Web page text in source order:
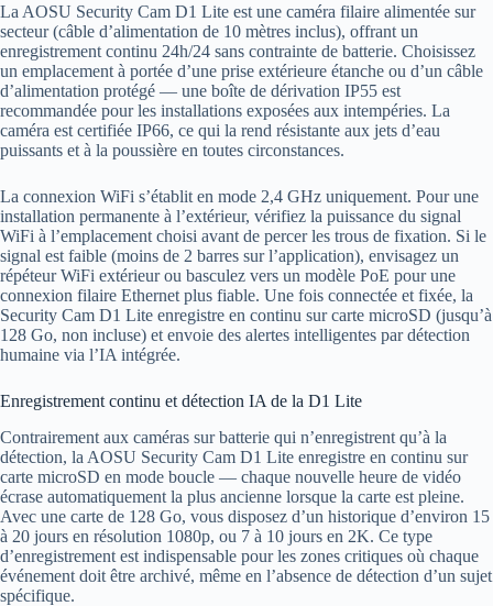
La AOSU Security Cam D1 Lite est une caméra filaire alimentée sur
secteur (câble d’alimentation de 10 mètres inclus), offrant un
enregistrement continu 24h/24 sans contrainte de batterie. Choisissez
un emplacement à portée d’une prise extérieure étanche ou d’un câble
d’alimentation protégé — une boîte de dérivation IP55 est
recommandée pour les installations exposées aux intempéries. La
caméra est certifiée IP66, ce qui la rend résistante aux jets d’eau
puissants et à la poussière en toutes circonstances.
La connexion WiFi s’établit en mode 2,4 GHz uniquement. Pour une
installation permanente à l’extérieur, vérifiez la puissance du signal
WiFi à l’emplacement choisi avant de percer les trous de fixation. Si le
signal est faible (moins de 2 barres sur l’application), envisagez un
répéteur WiFi extérieur ou basculez vers un modèle PoE pour une
connexion filaire Ethernet plus fiable. Une fois connectée et fixée, la
Security Cam D1 Lite enregistre en continu sur carte microSD (jusqu’à
128 Go, non incluse) et envoie des alertes intelligentes par détection
humaine via l’IA intégrée.
Enregistrement continu et détection IA de la D1 Lite
Contrairement aux caméras sur batterie qui n’enregistrent qu’à la
détection, la AOSU Security Cam D1 Lite enregistre en continu sur
carte microSD en mode boucle — chaque nouvelle heure de vidéo
écrase automatiquement la plus ancienne lorsque la carte est pleine.
Avec une carte de 128 Go, vous disposez d’un historique d’environ 15
à 20 jours en résolution 1080p, ou 7 à 10 jours en 2K. Ce type
d’enregistrement est indispensable pour les zones critiques où chaque
événement doit être archivé, même en l’absence de détection d’un sujet
spécifique.